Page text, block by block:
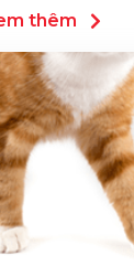
thêm